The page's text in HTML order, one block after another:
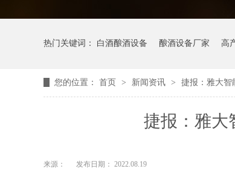
热门关键词： 白酒酿酒设备 酿酒设备厂家 高
您的位置： 首页 > 新闻资讯 > 捷报：雅大智
捷报：雅大
来源： 发布日期： 2022.08.19